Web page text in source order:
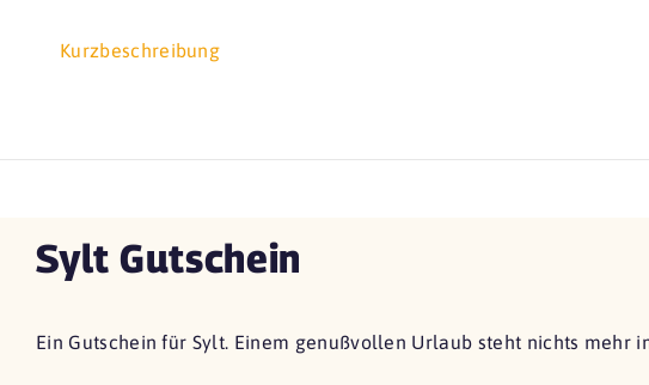
Kurzbeschreibung
Sylt Gutschein
Ein Gutschein für Sylt. Einem genußvollen Urlaub steht nichts mehr